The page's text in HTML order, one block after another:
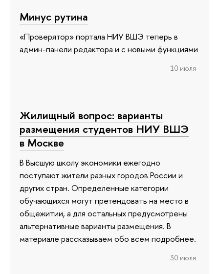
Минус рутина
«Проверятор» портала НИУ ВШЭ теперь в
админ-панели редактора и с новыми функциями
10 июля
Жилищный вопрос: варианты
размещения студентов НИУ ВШЭ
в Москве
В Высшую школу экономики ежегодно
поступают жители разных городов России и
других стран. Определенные категории
обучающихся могут претендовать на место в
общежитии, а для остальных предусмотрены
альтернативные варианты размещения. В
материале рассказываем обо всем подробнее.
30 июля